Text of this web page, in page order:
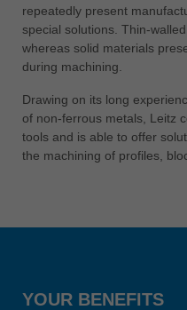
Việt
tiếng việt
ประเท
ไทย
repeatedly present
special solutions. Thin-
whereas solid materials
during machining.
Drawing on its long
of non-ferrous metals, Leitz
tools and is able to offer
the machining of profiles,
YOUR BENEFITS